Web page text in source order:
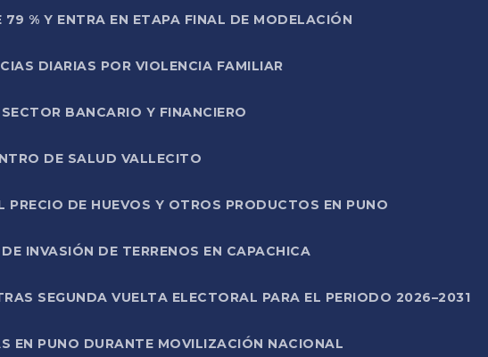
% Y ENTRA EN ETAPA FINAL DE MODELACIÓN
DIARIAS POR VIOLENCIA FAMILIAR
BANCARIO Y FINANCIERO
DE SALUD VALLECITO
DE HUEVOS Y OTROS PRODUCTOS EN PUNO
INVASIÓN DE TERRENOS EN CAPACHICA
SEGUNDA VUELTA ELECTORAL PARA EL PERIODO 2026–2031
EN PUNO DURANTE MOVILIZACIÓN NACIONAL